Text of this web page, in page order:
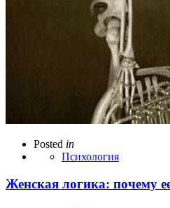
Posted in
Психология
Женская логика: почему